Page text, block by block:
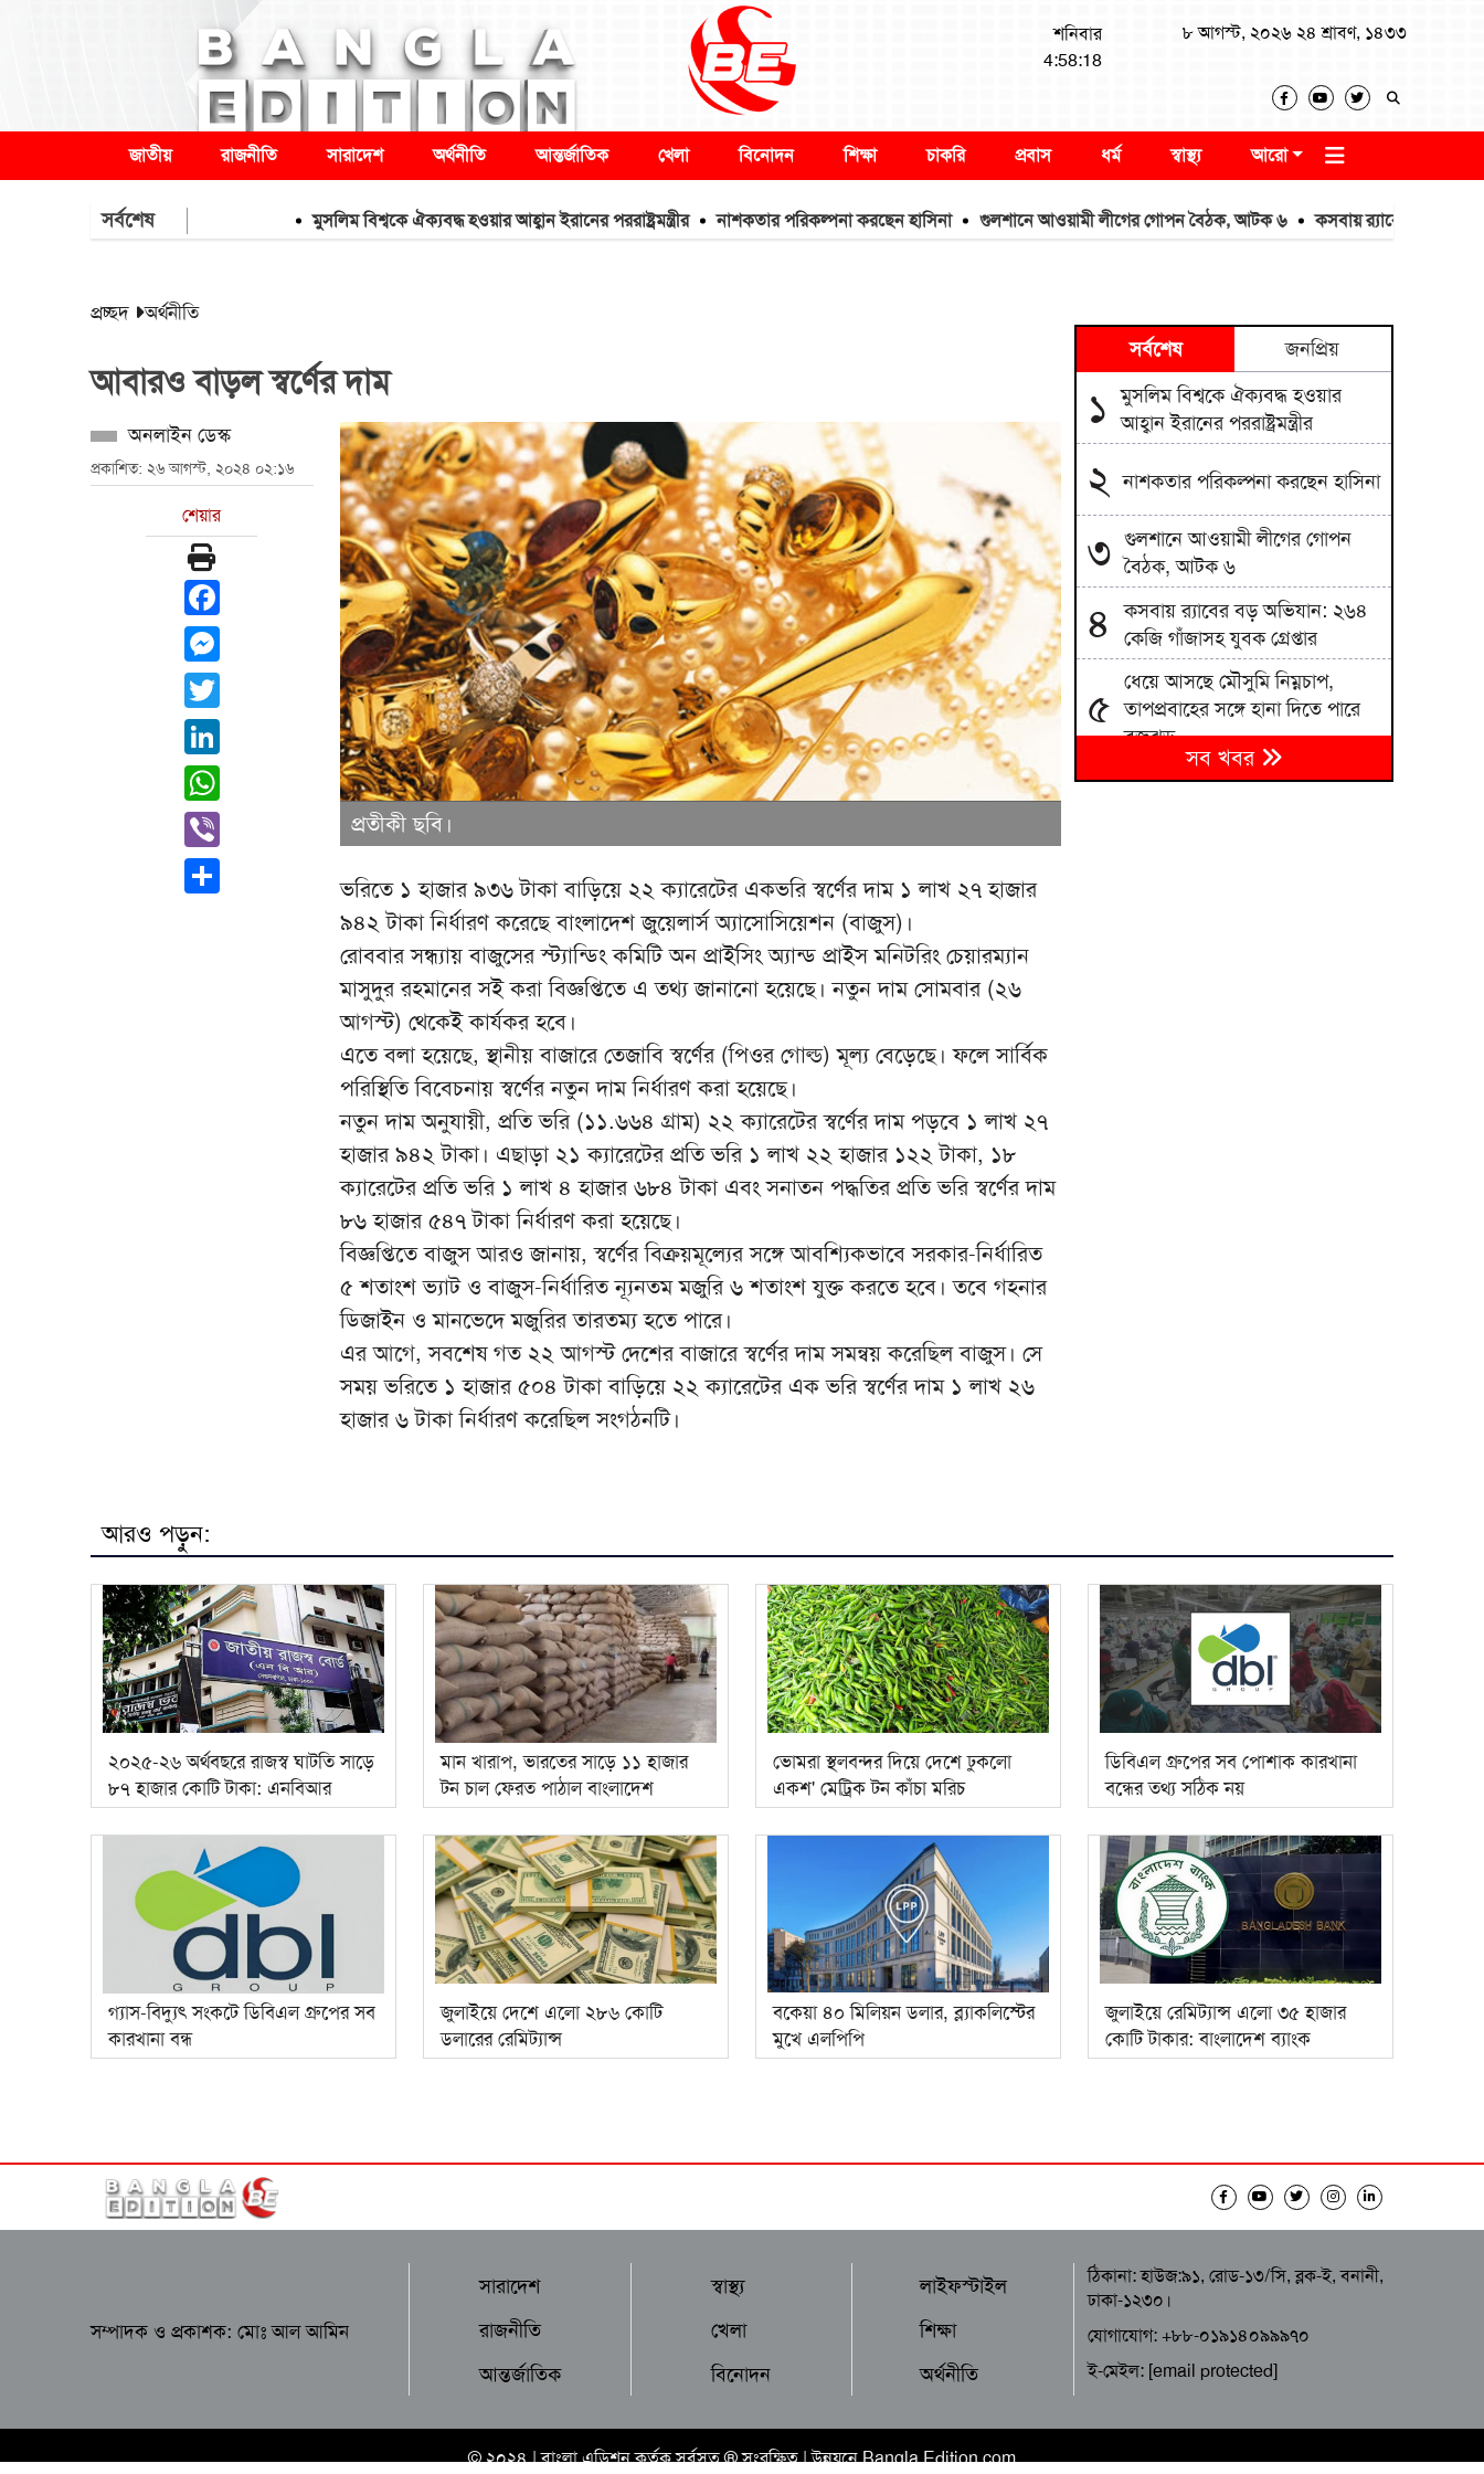
শনিবার
4:58:19
৮ আগস্ট, ২০২৬ ২৪ শ্রাবণ, ১৪৩৩
জাতীয় রাজনীতি সারাদেশ অর্থনীতি আন্তর্জাতিক খেলা বিনোদন শিক্ষা চাকরি প্রবাস ধর্ম স্বাস্থ্য আরো
সর্বশেষ মুসলিম বিশ্বকে ঐক্যবদ্ধ হওয়ার আহ্বান ইরানের পররাষ্ট্রমন্ত্রীর নাশকতার পরিকল্পনা করছেন হাসিনা গুলশানে আওয়ামী লীগের গোপন বৈঠক, আটক ৬ কসবায় র‍্যাবের বড় অভিযান: ২৬৪
প্রচ্ছদ অর্থনীতি
আবারও বাড়ল স্বর্ণের দাম
অনলাইন ডেস্ক
প্রকাশিত: ২৬ আগস্ট, ২০২৪ ০২:১৬
শেয়ার
Facebook
Messenger
Twitter
LinkedIn
WhatsApp
Viber
Share
প্রতীকী ছবি।
ভরিতে ১ হাজার ৯৩৬ টাকা বাড়িয়ে ২২ ক্যারেটের একভরি স্বর্ণের দাম ১ লাখ ২৭ হাজার
৯৪২ টাকা নির্ধারণ করেছে বাংলাদেশ জুয়েলার্স অ্যাসোসিয়েশন (বাজুস)।
রোববার সন্ধ্যায় বাজুসের স্ট্যান্ডিং কমিটি অন প্রাইসিং অ্যান্ড প্রাইস মনিটরিং চেয়ারম্যান
মাসুদুর রহমানের সই করা বিজ্ঞপ্তিতে এ তথ্য জানানো হয়েছে। নতুন দাম সোমবার (২৬
আগস্ট) থেকেই কার্যকর হবে।
এতে বলা হয়েছে, স্থানীয় বাজারে তেজাবি স্বর্ণের (পিওর গোল্ড) মূল্য বেড়েছে। ফলে সার্বিক
পরিস্থিতি বিবেচনায় স্বর্ণের নতুন দাম নির্ধারণ করা হয়েছে।
নতুন দাম অনুযায়ী, প্রতি ভরি (১১.৬৬৪ গ্রাম) ২২ ক্যারেটের স্বর্ণের দাম পড়বে ১ লাখ ২৭
হাজার ৯৪২ টাকা। এছাড়া ২১ ক্যারেটের প্রতি ভরি ১ লাখ ২২ হাজার ১২২ টাকা, ১৮
ক্যারেটের প্রতি ভরি ১ লাখ ৪ হাজার ৬৮৪ টাকা এবং সনাতন পদ্ধতির প্রতি ভরি স্বর্ণের দাম
৮৬ হাজার ৫৪৭ টাকা নির্ধারণ করা হয়েছে।
বিজ্ঞপ্তিতে বাজুস আরও জানায়, স্বর্ণের বিক্রয়মূল্যের সঙ্গে আবশ্যিকভাবে সরকার-নির্ধারিত
৫ শতাংশ ভ্যাট ও বাজুস-নির্ধারিত ন্যূনতম মজুরি ৬ শতাংশ যুক্ত করতে হবে। তবে গহনার
ডিজাইন ও মানভেদে মজুরির তারতম্য হতে পারে।
এর আগে, সবশেষ গত ২২ আগস্ট দেশের বাজারে স্বর্ণের দাম সমন্বয় করেছিল বাজুস। সে
সময় ভরিতে ১ হাজার ৫০৪ টাকা বাড়িয়ে ২২ ক্যারেটের এক ভরি স্বর্ণের দাম ১ লাখ ২৬
হাজার ৬ টাকা নির্ধারণ করেছিল সংগঠনটি।
সর্বশেষ জনপ্রিয়
১ মুসলিম বিশ্বকে ঐক্যবদ্ধ হওয়ার
আহ্বান ইরানের পররাষ্ট্রমন্ত্রীর
২ নাশকতার পরিকল্পনা করছেন হাসিনা
৩ গুলশানে আওয়ামী লীগের গোপন
বৈঠক, আটক ৬
৪
কসবায় র‍্যাবের বড় অভিযান: ২৬৪
কেজি গাঁজাসহ যুবক গ্রেপ্তার
৫
ধেয়ে আসছে মৌসুমি নিম্নচাপ,
তাপপ্রবাহের সঙ্গে হানা দিতে পারে
বজ্রঝড়
৬ শাহজালাল বিমানবন্দরের বলাকা
সব খবর
আরও পড়ুন:
২০২৫-২৬ অর্থবছরে রাজস্ব ঘাটতি সাড়ে
৮৭ হাজার কোটি টাকা: এনবিআর
মান খারাপ, ভারতের সাড়ে ১১ হাজার
টন চাল ফেরত পাঠাল বাংলাদেশ
ভোমরা স্থলবন্দর দিয়ে দেশে ঢুকলো
একশ' মেট্রিক টন কাঁচা মরিচ
ডিবিএল গ্রুপের সব পোশাক কারখানা
বন্ধের তথ্য সঠিক নয়
গ্যাস-বিদ্যুৎ সংকটে ডিবিএল গ্রুপের সব
কারখানা বন্ধ
জুলাইয়ে দেশে এলো ২৮৬ কোটি
ডলারের রেমিট্যান্স
বকেয়া ৪০ মিলিয়ন ডলার, ব্ল্যাকলিস্টের
মুখে এলপিপি
জুলাইয়ে রেমিট্যান্স এলো ৩৫ হাজার
কোটি টাকার: বাংলাদেশ ব্যাংক
সম্পাদক ও প্রকাশক: মোঃ আল আমিন
সারাদেশ
রাজনীতি
আন্তর্জাতিক
স্বাস্থ্য
খেলা
বিনোদন
লাইফস্টাইল
শিক্ষা
অর্থনীতি
ঠিকানা: হাউজ:৯১, রোড-১৩/সি, ব্লক-ই, বনানী,
ঢাকা-১২৩০।
যোগাযোগ: +৮৮-০১৯১৪০৯৯৯৭০
ই-মেইল: [email protected]
© ২০২৪ |বাংলা এডিশনকর্তৃক সর্বসত্ব ® সংরক্ষিত | উন্নয়নেBangla Edition.com